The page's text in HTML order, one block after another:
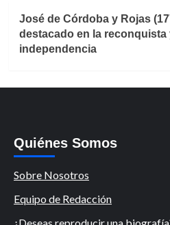
José de Córdoba y Rojas
destacado en la reconquista
independencia
Quiénes Somos
Sobre Nosotros
Equipo de Redacción